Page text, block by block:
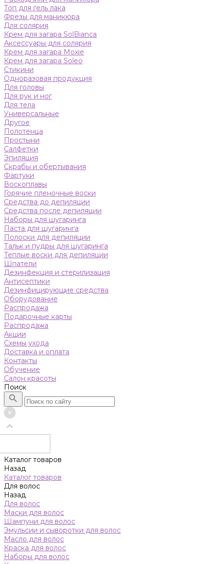
Топ для гель лака
Фрезы для маникюра
Для солярия
Крем для загара SolBianca
Аксессуары для солярия
Крем для загара Moxie
Крем для загара Soleo
Стикини
Одноразовая продукция
Для головы
Для рук и ног
Для тела
Универсальные
Другое
Полотенца
Простыни
Салфетки
Эпиляция
Скрабы и обертывания
Фартуки
Воскоплавы
Горячие пленочные воски
Средства до депиляции
Средства после депиляции
Наборы для шугаринга
Паста для шугаринга
Полоски для депиляции
Тальк и пудры для шугаринга
Теплые воски для депиляции
Шпатели
Дезинфекция и стерилизация
Антисептики
Дезинфицирующие средства
Оборудование
Распродажа
Подарочные карты
Распродажа
Акции
Схемы ухода
Доставка и оплата
Контакты
Обучение
Салон красоты
Поиск
Каталог товаров
Назад
Каталог товаров
Для волос
Назад
Для волос
Маски для волос
Шампуни для волос
Эмульсии и сыворотки для волос
Масло для волос
Краска для волос
Наборы для волос